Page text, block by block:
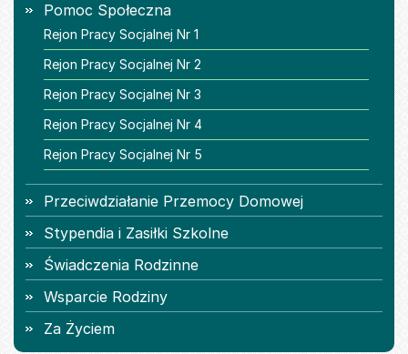
Pomoc Społeczna
Rejon Pracy Socjalnej Nr 1
Rejon Pracy Socjalnej Nr 2
Rejon Pracy Socjalnej Nr 3
Rejon Pracy Socjalnej Nr 4
Rejon Pracy Socjalnej Nr 5
Przeciwdziałanie Przemocy Domowej
Stypendia i Zasiłki Szkolne
Świadczenia Rodzinne
Wsparcie Rodziny
Za Życiem